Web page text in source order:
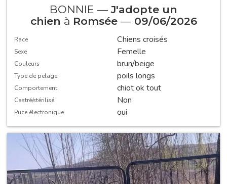
BONNIE —J'adopte un
chien à Romsée— 09/06/2026
Race Chiens croisés
Sexe Femelle
Couleurs brun/beige
Type de pelage poils longs
Comportement chiot ok tout
Castré/stérilisé Non
Puce électronique oui